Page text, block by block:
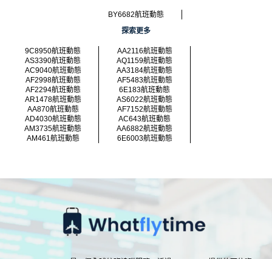
BY6682航班動態
探索更多
9C8950航班動態
AA2116航班動態
AS3390航班動態
AQ1159航班動態
AC9040航班動態
AA3184航班動態
AF2998航班動態
AF5483航班動態
AF2294航班動態
6E183航班動態
AR1478航班動態
AS6022航班動態
AA870航班動態
AF7152航班動態
AD4030航班動態
AC643航班動態
AM3735航班動態
AA6882航班動態
AM461航班動態
6E6003航班動態